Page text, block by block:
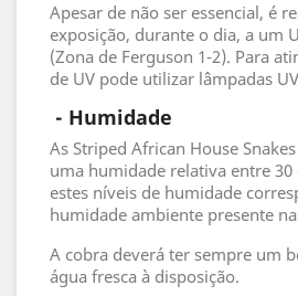
Apesar de não ser essencial, é
exposição, durante o dia, a um
(Zona de Ferguson 1-2). Para
de UV pode utilizar lâmpadas
- Humidade
As Striped African House
uma humidade relativa entre 30
estes níveis de humidade
humidade ambiente presente
A cobra deverá ter sempre um
água fresca à disposição.